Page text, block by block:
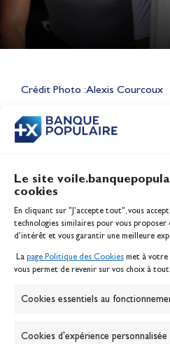
Le site
cookies
En cliquant sur "J'accepte tout", vous
technologies similaires pour vous
d’intérêt et vous garantir une meilleure
La page Politique des Cookies met à votre
vous permet de revenir sur vos choix à
Cookies essentiels au
Cookies d'expérience
Crédit Photo : Alexis Courcoux
CONTENU
Lauriane Nolot
Jeux Olympiques
Inscription serveur
Contact
Politique des cookies
Banque de la voile
Passion Voile TV